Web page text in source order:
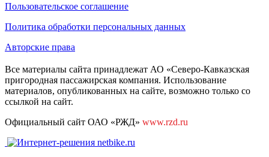
Пользовательское соглашение
Политика обработки персональных данных
Авторские права
Все материалы сайта принадлежат АО «Северо-Кавказская
пригородная пассажирская компания. Использование
материалов, опубликованных на сайте, возможно только со
ссылкой на сайт.
Официальный сайт ОАО «РЖД» www.rzd.ru